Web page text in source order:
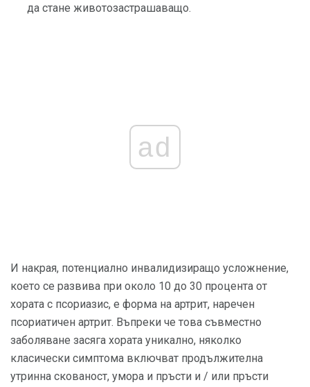
да стане животозастрашаващо.
ad
И накрая, потенциално инвалидизиращо усложнение,
което се развива при около 10 до 30 процента от
хората с псориазис, е форма на артрит, наречен
псориатичен артрит. Въпреки че това съвместно
заболяване засяга хората уникално, няколко
класически симптома включват продължителна
утринна скованост, умора и пръсти и / или пръсти